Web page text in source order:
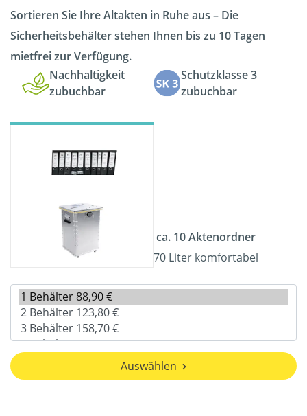
Sortieren Sie Ihre Altakten in Ruhe aus – Die
Sicherheitsbehälter stehen Ihnen bis zu 10 Tagen
mietfrei zur Verfügung.
Nachhaltigkeit
zubuchbar
Schutzklasse 3
zubuchbar
ca. 10 Aktenordner
70 Liter komfortabel
Auswählen